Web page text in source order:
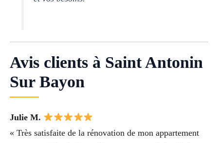
Avis clients à Saint Antonin
Sur Bayon
Julie M.
« Très satisfaite de la rénovation de mon appartement